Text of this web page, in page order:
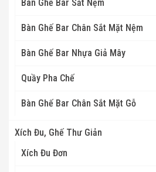
Bàn Ghế Bar Sắt Nệm
Bàn Ghế Bar Chân Sắt Mặt Nệm
Bàn Ghế Bar Nhựa Giả Mây
Quầy Pha Chế
Bàn Ghế Bar Chân Sắt Mặt Gỗ
Xích Đu, Ghế Thư Giản
Xích Đu Đơn